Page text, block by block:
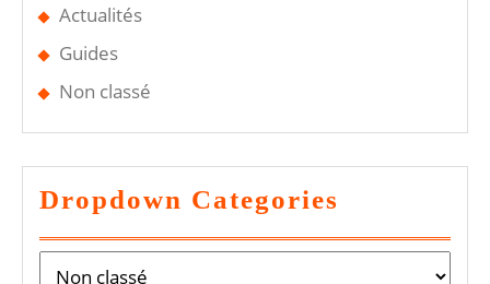
Actualités
Guides
Non classé
Dropdown Categories